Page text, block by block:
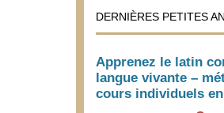
DERNIÈRES PETITES
Apprenez le latin
langue vivante –
cours individuels